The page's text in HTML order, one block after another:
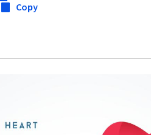
Copy